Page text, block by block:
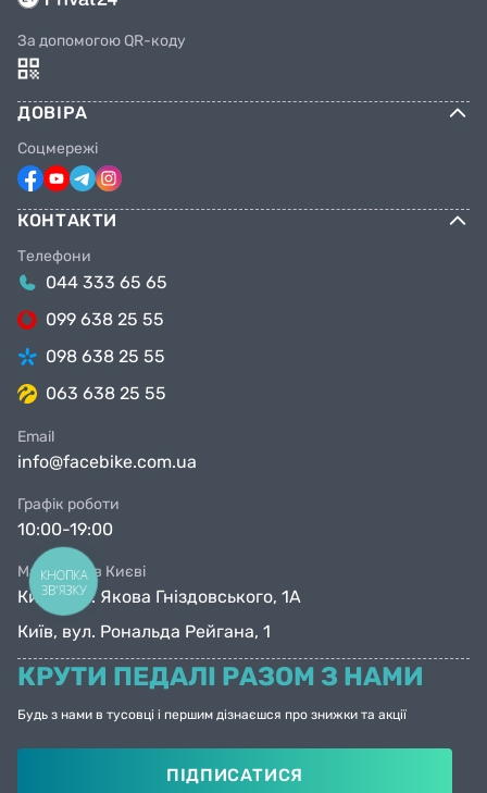
За допомогою QR-коду
ДОВІРА
Соцмережі
КОНТАКТИ
Телефони
044 333 65 65
099 638 25 55
098 638 25 55
063 638 25 55
Email
info@facebike.com.ua
Графік роботи
10:00-19:00
Магазини в Києві
Київ, вул. Якова Гніздовського, 1А
Київ, вул. Рональда Рейгана, 1
КРУТИ ПЕДАЛІ РАЗОМ З НАМИ
Будь з нами в тусовці і першим дізнаєшся про знижки та акції
ПІДПИСАТИСЯ
КНОПКА
ЗВ'ЯЗКУ